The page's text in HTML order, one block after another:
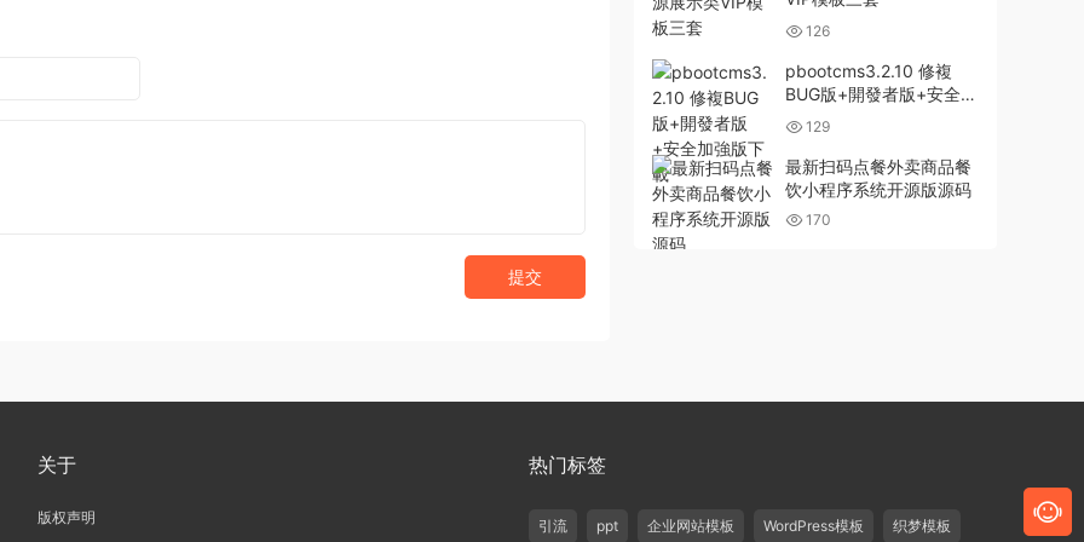
提交
126
pbootcms3.2.10 修複
BUG版+開發者版+安全加
強版下載
129
最新扫码点餐外卖商品餐
饮小程序系统开源版源码
170
关于
版权声明
热门标签
引流 ppt 企业网站模板 WordPress模板 织梦模板